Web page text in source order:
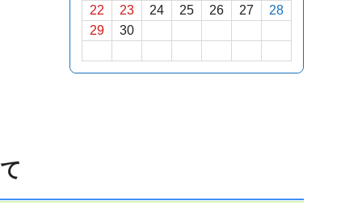
22
23 24 25 26 27
28
29
30